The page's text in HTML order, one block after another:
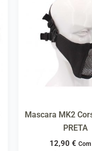
Mascara MK2
PRETA
12,90 €